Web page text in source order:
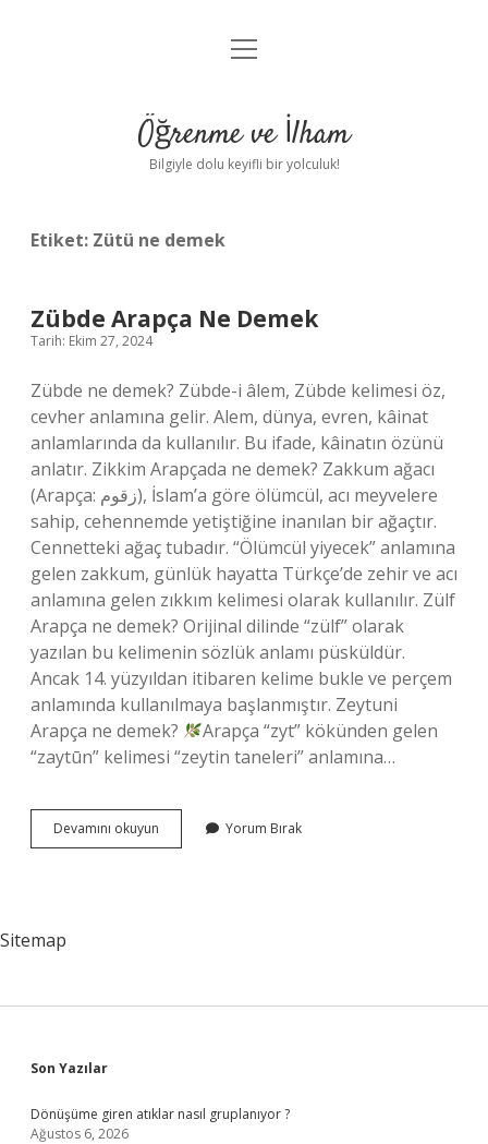
Anasayfa
Yasal Uyarı
menüyü
Öğrenme ve İlham
Bilgiyle dolu keyifli bir yolculuk!
Etiket: Zütü ne demek
Zübde Arapça Ne Demek
Tarih: Ekim 27, 2024
Zübde ne demek? Zübde-i âlem, Zübde kelimesi öz,
cevher anlamına gelir. Alem, dünya, evren, kâinat
anlamlarında da kullanılır. Bu ifade, kâinatın özünü
anlatır. Zikkim Arapçada ne demek? Zakkum ağacı
(Arapça: زقوم), İslam’a göre ölümcül, acı meyvelere
sahip, cehennemde yetiştiğine inanılan bir ağaçtır.
Cennetteki ağaç tubadır. “Ölümcül yiyecek” anlamına
gelen zakkum, günlük hayatta Türkçe’de zehir ve acı
anlamına gelen zıkkım kelimesi olarak kullanılır. Zülf
Arapça ne demek? Orijinal dilinde “zülf” olarak
yazılan bu kelimenin sözlük anlamı püsküldür.
Ancak 14. yüzyıldan itibaren kelime bukle ve perçem
anlamında kullanılmaya başlanmıştır. Zeytuni
Arapça ne demek?
Arapça “zyt” kökünden gelen
“zaytūn” kelimesi “zeytin taneleri” anlamına…
Devamını okuyun
Arapça
Yorum Bırak
Sitemap
Sidebar
Son Yazılar
Dönüşüme giren atıklar nasıl gruplanıyor ?
Ağustos 6, 2026